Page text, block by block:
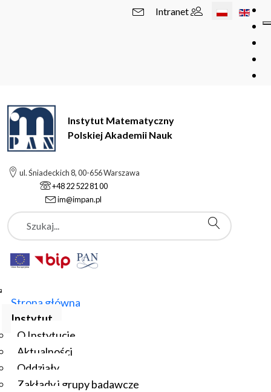
Wybierz swój
Intranet
Instytut Matematyczny
Polskiej Akademii Nauk
ul. Śniadeckich 8, 00-656 Warszawa
+48 22 522 81 00
im@impan.pl
Szukaj
Strona główna
Instytut
O Instytucie
Aktualności
Oddziały
Zakłady i grupy badawcze